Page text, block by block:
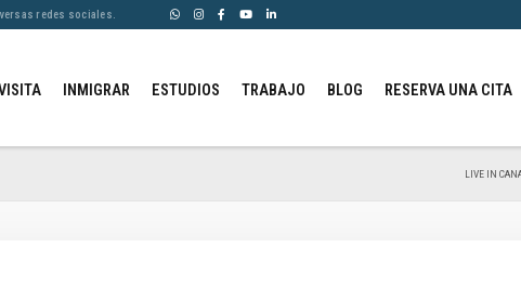
redes sociales.
INMIGRAR ESTUDIOS TRABAJO BLOG RESERVA UNA CITA
LIVE IN